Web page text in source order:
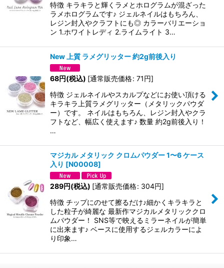
特徴 キラキラと輝くラメとホログラムが混ざった
ラメホログラムです♪ ジェルネイルはもちろん、
レジン封入やクラフトにも◎ カラーバリエーショ
ン 1.ホワイトレディ 2.ライムライト 3…
New 上質 ラメグリッター 約2g前後入り
68円(税込) [通常販売価格: 71円]
特徴 ジェルネイルやスカルプなどにお使い頂ける
キラキラ上質ラメグリッター（メタリックパウダ
ー）です。 ネイルはもちろん、レジン封入やクラ
フトなど、幅広く使えます♪ 数量 約2g前後入り！
…
マジカル メタリック クロムパウダー 1〜6 ケース
入り [N00008]
289円(税込) [通常販売価格: 304円]
特徴 チップにのせて擦るだけ♪細かくキラキラと
した粒子が綺麗な 最新作マジカルメタリッククロ
ムパウダー！ SNS等で映えるミラーネイルが簡単
に出来ます♪ ベースに使用するジェルカラーによ
り印象…